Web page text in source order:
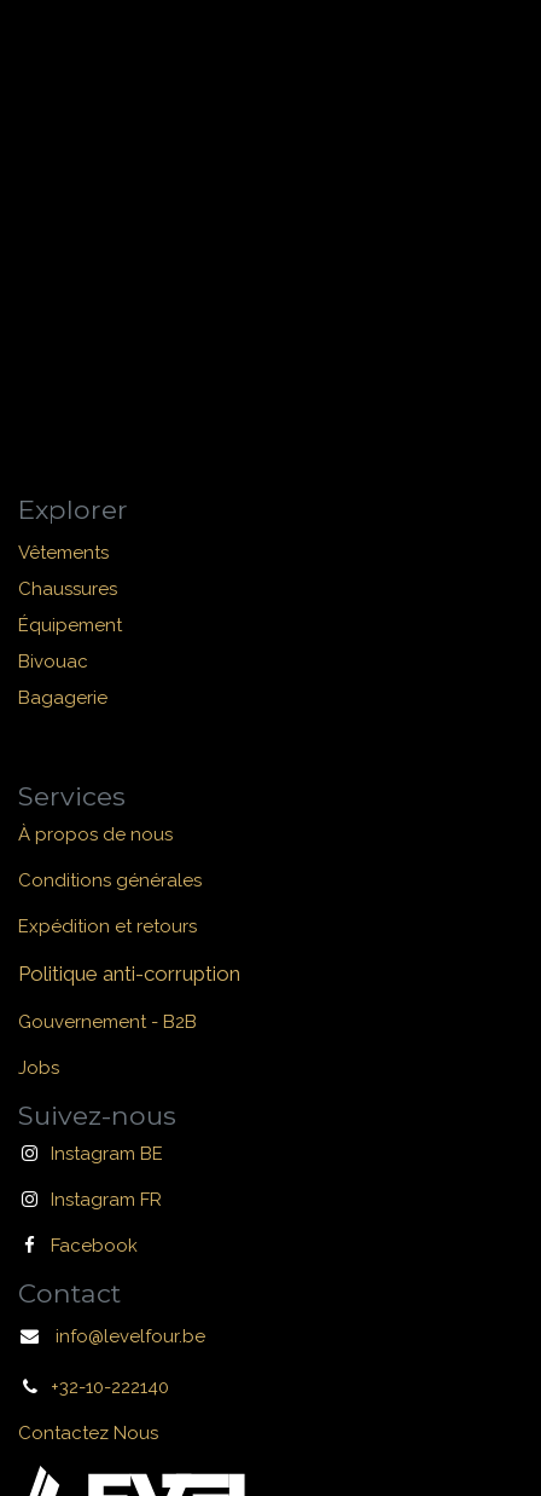
Explorer
Vêtements
Chaussures
Équipement
Bivouac
Bagagerie
Services
À propos de nous
Conditions générales
Expédition et retours
Politique anti-corruption
Gouvernement - B2B
Jobs
Suivez-nous
Instagram BE
Instagram FR
Facebook
Contact
info@levelfour.be
+32-10-222140
Contactez Nous